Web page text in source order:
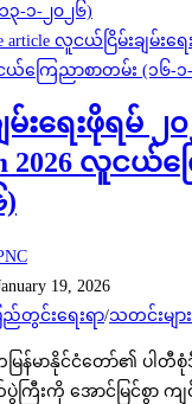
-၁-၂၀၂၆)
းရေးဖိုရမ် ၂၀
2026 လူငယ်
19, 2026
ည်တွင်းရေးရာ/သတင်းများ
မြန်မာနိုင်ငံတော်၏ ပါတီ
းကို အောင်မြင်စွာ ကျင်